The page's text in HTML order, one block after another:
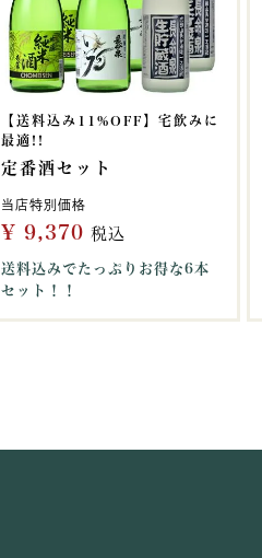
【送料込み11%OFF】宅飲みに
最適!!
定番酒セット
当店特別価格
¥ 9,370 税込
送料込みでたっぷりお得な6本
セット！！